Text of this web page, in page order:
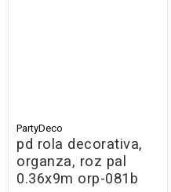
PartyDeco
pd rola decorativa,
organza, roz pal
0.36x9m orp-081b